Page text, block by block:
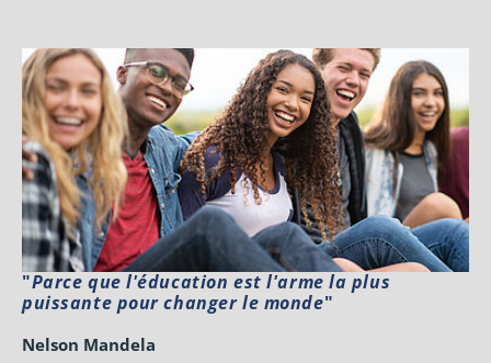
"Parce que l'éducation est l'arme la plus
puissante pour changer le monde"
Nelson Mandela